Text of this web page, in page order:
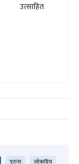
उत्साहित
पुराना लोकप्रिय